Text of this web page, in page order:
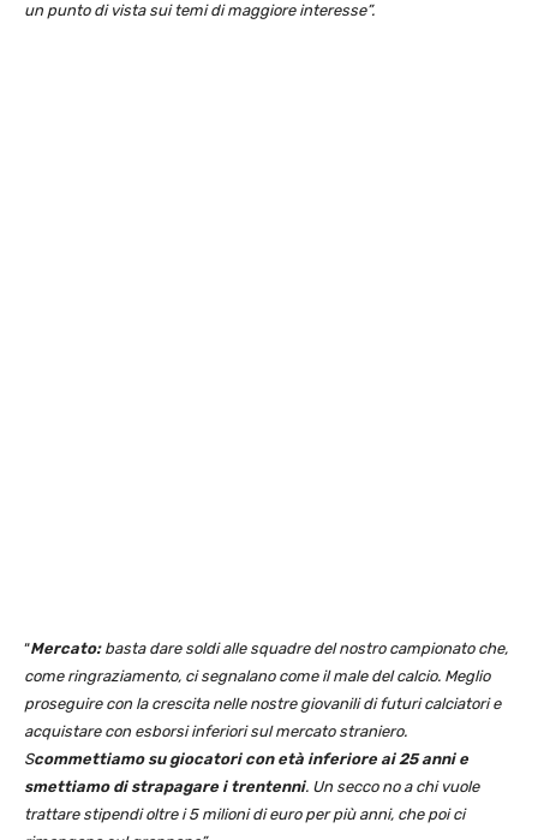
un punto di vista sui temi di maggiore interesse”.
“Mercato:basta dare soldi alle squadre del nostro campionato che,
come ringraziamento, ci segnalano come il male del calcio. Meglio
proseguire con la crescita nelle nostre giovanili di futuri calciatori e
acquistare con esborsi inferiori sul mercato straniero.
Scommettiamo su giocatori con età inferiore ai 25 anni e
smettiamo di strapagare i trentenni. Un secco no a chi vuole
trattare stipendi oltre i 5 milioni di euro per più anni, che poi ci